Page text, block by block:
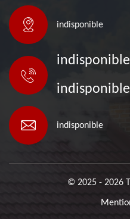
indisponible
indisponible
indisponible
indisponible
© 2025 - 2026